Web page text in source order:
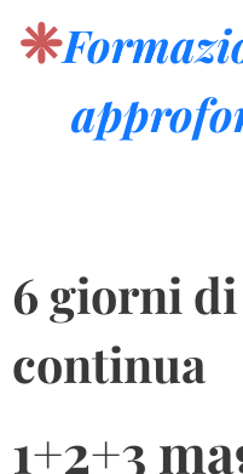
❈
6 giorni
continua
1+2+3